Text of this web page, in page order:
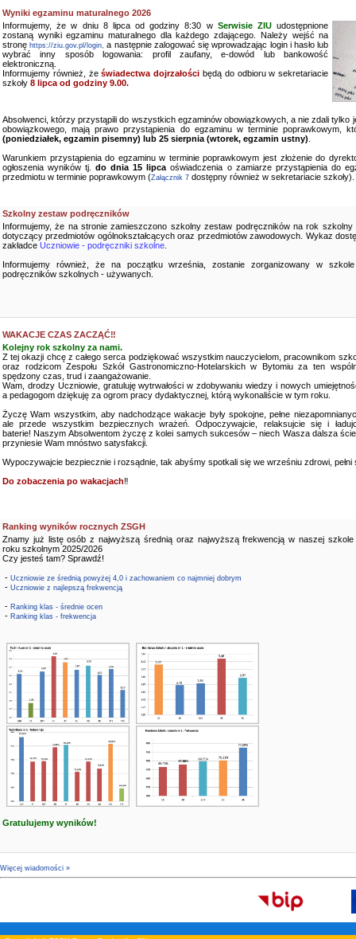
Wyniki egzaminu maturalnego 2026
Informujemy, że w dniu 8 lipca od godziny 8:30 w Serwisie ZIU udostępnione
zostaną wyniki egzaminu maturalnego dla każdego zdającego. Należy wejść na
stronęhttps://ziu.gov.pl/login, a następnie zalogować się wprowadzając login i hasło lub
wybrać inny sposób logowania: profil zaufany, e-dowód lub bankowość
elektroniczną.
Informujemy również, żeświadectwa dojrzałości będą do odbioru w sekretariacie
szkoły 8 lipca od godziny 9.00.
Absolwenci, którzy przystąpili do wszystkich egzaminów obowiązkowych, a nie zdali tylko
obowiązkowego, mają prawo przystąpienia do egzaminu w terminie poprawkowym,
(poniedziałek, egzamin pisemny) lub 25 sierpnia (wtorek, egzamin ustny)
Warunkiem przystąpienia do egzaminu w terminie poprawkowym jest złożenie do
ogłoszenia wyników tj.do dnia 15 lipca oświadczenia o zamiarze przystąpienia do
przedmiotu w terminie poprawkowym (Załącznik 7 dostępny również w sekretariacie szkoły).
Szkolny zestaw podręczników
Informujemy, że na stronie zamieszczono szkolny zestaw podręczników na rok szkolny
dotyczący przedmiotów ogólnokształcących oraz przedmiotów zawodowych. Wykaz
zakładce Uczniowie - podręczniki szkolne
Informujemy również, że na początku września, zostanie zorganizowany w
podręczników szkolnych - używanych.
WAKACJE CZAS ZACZĄĆ‼️
Kolejny rok szkolny za nami.
Z tej okazji chcę z całego serca podziękować wszystkim nauczycielom, pracownikom
oraz rodzicom Zespołu Szkół Gastronomiczno-Hotelarskich w Bytomiu za ten
spędzony czas, trud i zaangażowanie.
Wam, drodzy Uczniowie, gratuluję wytrwałości w zdobywaniu wiedzy i nowych
a pedagogom dziękuję za ogrom pracy dydaktycznej, którą wykonaliście w tym roku.
Życzę Wam wszystkim, aby nadchodzące wakacje były spokojne, pełne
ale przede wszystkim bezpiecznych wrażeń. Odpoczywajcie, relaksujcie się i
baterie! Naszym Absolwentom życzę z kolei samych sukcesów – niech Wasza dalsza
przyniesie Wam mnóstwo satysfakcji.
Wypoczywajcie bezpiecznie i rozsądnie, tak abyśmy spotkali się we wrześniu zdrowi, pełni
Do zobaczenia po wakacjach‼️
Ranking wyników rocznych ZSGH
Znamy już listę osób z najwyższą średnią oraz najwyższą frekwencją w naszej szkole
roku szkolnym 2025/2026
Czy jesteś tam? Sprawdź!
- Uczniowie ze średnią powyżej 4,0 i zachowaniem co najmniej dobrym
- Uczniowie z najlepszą frekwencją
- Ranking klas - średnie ocen
- Ranking klas - frekwencja
Gratulujemy wyników!
Więcej wiadomości »